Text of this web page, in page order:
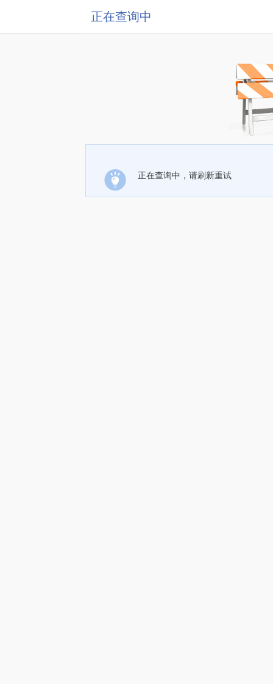
正在查询中
正在查询中，请刷新重试